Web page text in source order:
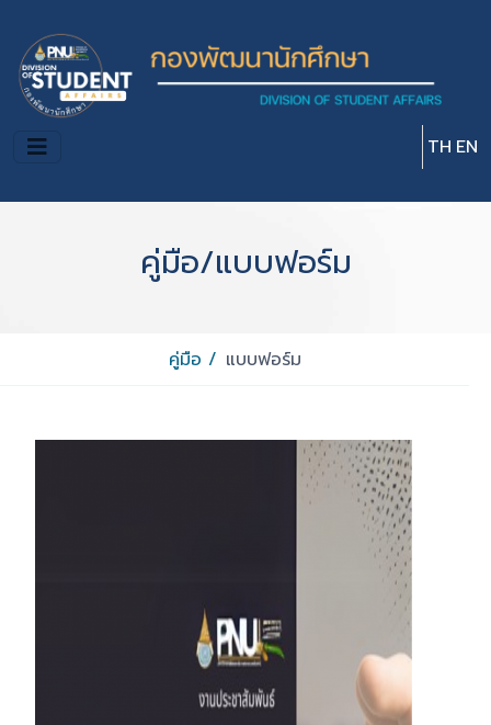
TH EN
คู่มือ/แบบฟอร์ม
คู่มือ / แบบฟอร์ม